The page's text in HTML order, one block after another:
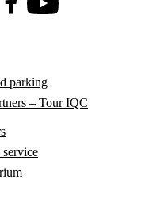
FacebookYoutube
parking
– Tour IQC